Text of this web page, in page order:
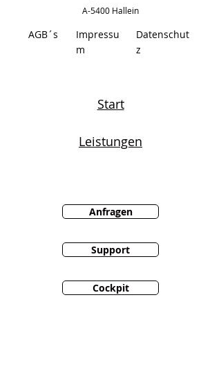
A-5400 Hallein
AGB´s
Impressu
m
Datenschut
z
Start
Leistungen
Anfragen
Support
Cockpit